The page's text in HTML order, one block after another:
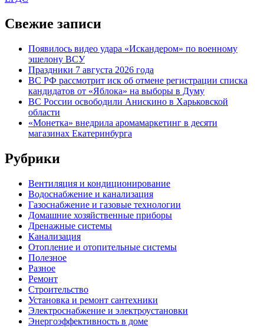
Свежие записи
Появилось видео удара «Искандером» по военному
эшелону ВСУ
Праздники 7 августа 2026 года
ВС РФ рассмотрит иск об отмене регистрации списка
кандидатов от «Яблока» на выборы в Думу
ВС России освободили Анискино в Харьковской
области
«Монетка» внедрила аромамаркетинг в десяти
магазинах Екатеринбурга
Рубрики
Вентиляция и кондиционирование
Водоснабжение и канализация
Газоснабжение и газовые технологии
Домашние хозяйственные приборы
Дренажные системы
Канализация
Отопление и отопительные системы
Полезное
Разное
Ремонт
Строительство
Установка и ремонт сантехники
Электроснабжение и электроустановки
Энергоэффективность в доме